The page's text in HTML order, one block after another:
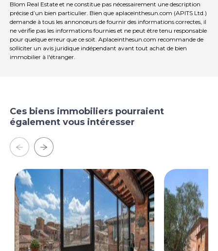
comprenant un hôte d'une chambre Appartement, 1
Garage, 1 cave, et des pièces utilisées comme dépôt et
entrepôtConditions: partiellement restauré, nécessitant
une mise à jourTerre/Jardin: 4120 m2/44347 m2/1 acres
avec des arbres matures et 7 oliviers dans un salon
completTerrace/Bathroom/Balcon: 34.75 m2/589 m2
approximatives: GApolloni & Blom RE procède à une
vérification technique avec le technicien du propriétaire
technique urbaine et cadastrale de chaque bien. La
diligence raisonnable peut être demandée par des
Blom Real Estate et ne constitue pas nécessairement une description
précise d’un bien particulier. Bien que aplaceinthesun.com (APITS Ltd.)
demande à tous les annonceurs de fournir des informations correctes, il
ne vérifie pas les informations fournies et ne peut être tenu responsable
pour quelque erreur que ce soit. Aplaceinthesun.com recommande de
solliciter un avis juridique indépendant avant tout achat de bien
immobilier à l'étranger.
Ces biens immobiliers pourraient
également vous intéresser